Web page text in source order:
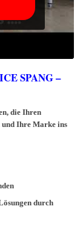
SPANG –
die Ihren
Ihre Marke ins
durch